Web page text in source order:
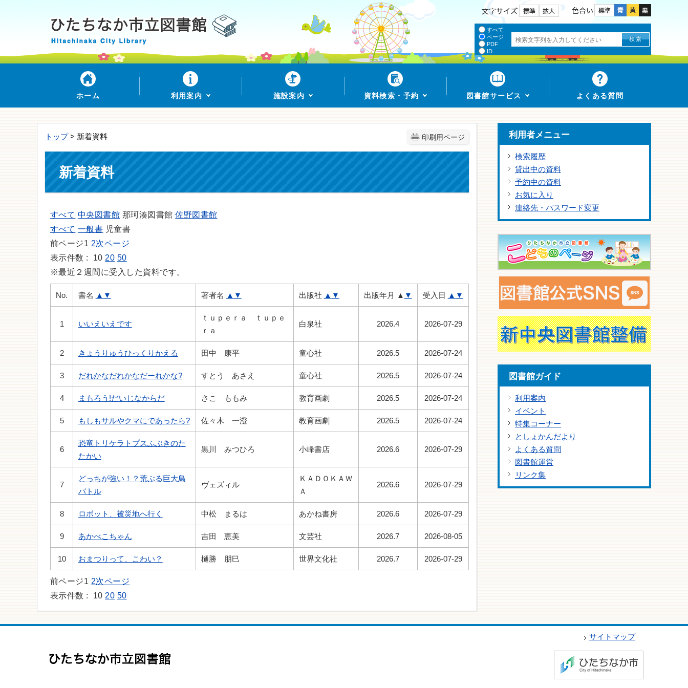
色合い
文字サイズ
すべて
ページ
PDF
ID
ホーム 利用案内 施設案内 資料検索・予約 図書館サービス よくある質問
印刷用ページ
トップ> 新着資料
新着資料
すべて 中央図書館 那珂湊図書館 佐野図書館
すべて 一般書 児童書
前ページ1 2次ページ
表示件数 : 10 20 50
※最近２週間に受入した資料です。
No. 書名 ▲ ▼ 著者名 ▲ ▼ 出版社 ▲ ▼ 出版年月 ▲ ▼ 受入日 ▲ ▼
1 いいえいえです
ｔｕｐｅｒａ ｔｕｐｅ
ｒａ
白泉社 2026.4 2026-07-29
2 きょうりゅうひっくりかえる 田中 康平 童心社 2026.5 2026-07-24
3 だれかなだれかなだーれかな? すとう あさえ 童心社 2026.5 2026-07-24
4 まもろう!だいじなからだ さこ ももみ 教育画劇 2026.5 2026-07-24
5 もしもサルやクマにであったら? 佐々木 一澄 教育画劇 2026.5 2026-07-24
6
恐竜トリケラトプスふぶきのた
たかい
黒川 みつひろ 小峰書店 2026.6 2026-07-29
7
どっちが強い！？荒ぶる巨大鳥
バトル
ヴェズィル
ＫＡＤＯＫＡＷ
Ａ
2026.6 2026-07-29
8 ロボット、被災地へ行く 中松 まるは あかね書房 2026.6 2026-07-29
9 あかべこちゃん 吉田 恵美 文芸社 2026.7 2026-08-05
10 おまつりって、こわい？ 樋勝 朋巳 世界文化社 2026.7 2026-07-29
前ページ1 2次ページ
表示件数 : 10 20 50
利用者メニュー
検索履歴
貸出中の資料
予約中の資料
お気に入り
連絡先・パスワード変更
図書館ガイド
利用案内
イベント
特集コーナー
としょかんだより
よくある質問
図書館運営
リンク集
サイトマップ